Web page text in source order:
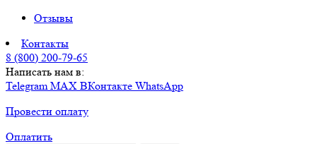
Отзывы
Контакты
8 (800) 200-79-65
Написать нам в:
TelegramMAX ВКонтакте WhatsApp
Провести оплату
Оплатить